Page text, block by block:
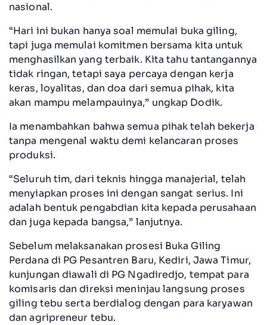
nasional.
“Hari ini bukan hanya soal memulai buka giling,
tapi juga memulai komitmen bersama kita untuk
menghasilkan yang terbaik. Kita tahu tantangannya
tidak ringan, tetapi saya percaya dengan kerja
keras, loyalitas, dan doa dari semua pihak, kita
akan mampu melampauinya,” ungkap Dodik.
Ia menambahkan bahwa semua pihak telah bekerja
tanpa mengenal waktu demi kelancaran proses
produksi.
“Seluruh tim, dari teknis hingga manajerial, telah
menyiapkan proses ini dengan sangat serius. Ini
adalah bentuk pengabdian kita kepada perusahaan
dan juga kepada bangsa,” lanjutnya.
Sebelum melaksanakan prosesi Buka Giling
Perdana di PG Pesantren Baru, Kediri, Jawa Timur,
kunjungan diawali di PG Ngadiredjo, tempat para
komisaris dan direksi meninjau langsung proses
giling tebu serta berdialog dengan para karyawan
dan agripreneur tebu.